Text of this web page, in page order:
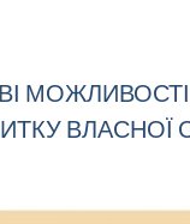
ВЛАСНОЇ